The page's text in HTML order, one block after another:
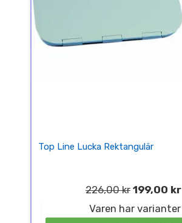
Top Line Lucka Rektangulär
226,00 kr 199,00 kr
Varen har varianter